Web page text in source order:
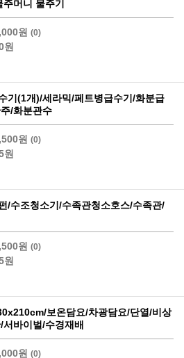
머니 물주기
원 (0)
원
기(1개)/세라믹/페트병급수기/화분급
/화분관수
원 (0)
원
/수조청소기/수족관청소호스/수족관/
원 (0)
원
보온담요/차광담요/단열/비상
서바이벌/수경재배
원 (0)